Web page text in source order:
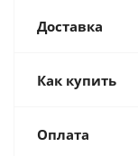
Доставка
Как купить
Оплата